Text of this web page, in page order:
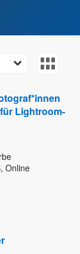
Lightroom-
Online